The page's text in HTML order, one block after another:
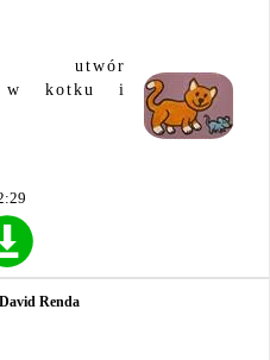
utwór
w kotku i
Renda